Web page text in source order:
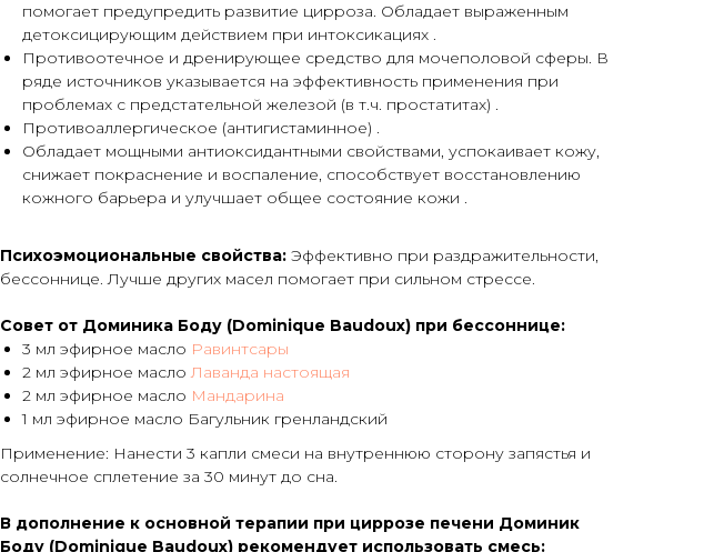
помогает предупредить развитие цирроза. Обладает выраженным
детоксицирующим действием при интоксикациях .
Противоотечное и дренирующее средство для мочеполовой сферы. В
ряде источников указывается на эффективность применения при
проблемах с предстательной железой (в т.ч. простатитах) .
Противоаллергическое (антигистаминное) .
Обладает мощными антиоксидантными свойствами, успокаивает кожу,
снижает покраснение и воспаление, способствует восстановлению
кожного барьера и улучшает общее состояние кожи .
Психоэмоциональные свойства: Эффективно при раздражительности,
бессоннице. Лучше других масел помогает при сильном стрессе.
Совет от Доминика Боду (Dominique Baudoux) при бессоннице:
3 мл эфирное масло Равинтсары
2 мл эфирное маслоЛаванда настоящая
2 мл эфирное масло Мандарина
1 мл эфирное масло Багульник гренландский
Применение: Нанести 3 капли смеси на внутреннюю сторону запястья и
солнечное сплетение за 30 минут до сна.
В дополнение к основной терапии при циррозе печени Доминик
Боду (Dominique Baudoux) рекомендует использовать смесь: